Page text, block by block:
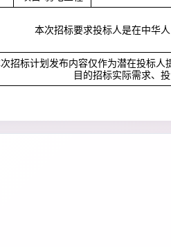
本次招标要求投标人是在中华
招标计划发布内容仅作为潜在投标
目的招标实际需求、